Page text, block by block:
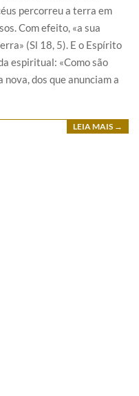
percorreu a terra em
Com efeito, «a sua
(Sl 18, 5). E o Espírito
espiritual: «Como são
nova, dos que anunciam a
LEIA MAIS →